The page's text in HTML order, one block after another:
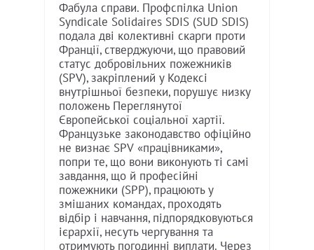
Фабула справи. Профспілка Union
Syndicale Solidaires SDIS (SUD SDIS)
подала дві колективні скарги проти
Франції, стверджуючи, що правовий
статус добровільних пожежників
(SPV), закріплений у Кодексі
внутрішньої безпеки, порушує низку
положень Переглянутої
Європейської соціальної хартії.
Французьке законодавство офіційно
не визнає SPV «працівниками»,
попри те, що вони виконують ті самі
завдання, що й професійні
пожежники (SPP), працюють у
змішаних командах, проходять
відбір і навчання, підпорядковуються
ієрархії, несуть чергування та
отримують погодинні виплати. Через